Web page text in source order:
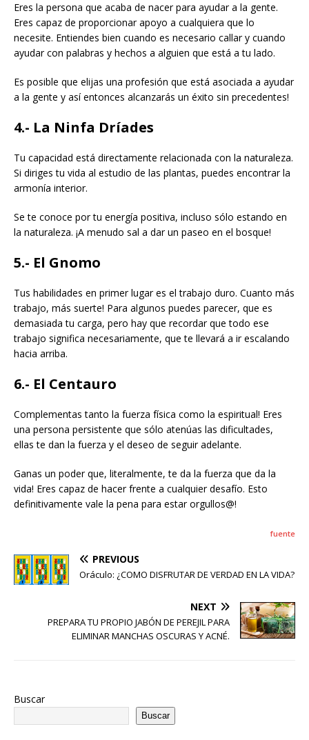
Eres la persona que acaba de nacer para ayudar a la gente.
Eres capaz de proporcionar apoyo a cualquiera que lo
necesite. Entiendes bien cuando es necesario callar y cuando
ayudar con palabras y hechos a alguien que está a tu lado.
Es posible que elijas una profesión que está asociada a ayudar
a la gente y así entonces alcanzarás un éxito sin precedentes!
4.- La Ninfa Dríades
Tu capacidad está directamente relacionada con la naturaleza.
Si diriges tu vida al estudio de las plantas, puedes encontrar la
armonía interior.
Se te conoce por tu energía positiva, incluso sólo estando en
la naturaleza. ¡A menudo sal a dar un paseo en el bosque!
5.- El Gnomo
Tus habilidades en primer lugar es el trabajo duro. Cuanto más
trabajo, más suerte! Para algunos puedes parecer, que es
demasiada tu carga, pero hay que recordar que todo ese
trabajo significa necesariamente, que te llevará a ir escalando
hacia arriba.
6.- El Centauro
Complementas tanto la fuerza física como la espiritual! Eres
una persona persistente que sólo atenúas las dificultades,
ellas te dan la fuerza y ​​el deseo de seguir adelante.
Ganas un poder que, literalmente, te da la fuerza que da la
vida! Eres capaz de hacer frente a cualquier desafío. Esto
definitivamente vale la pena para estar orgullos@!
fuente
PREVIOUS
Oráculo: ¿COMO DISFRUTAR DE VERDAD EN LA VIDA?
NEXT
PREPARA TU PROPIO JABÓN DE PEREJIL PARA
ELIMINAR MANCHAS OSCURAS Y ACNÉ.
Buscar
Buscar